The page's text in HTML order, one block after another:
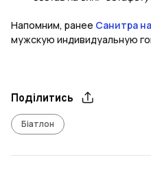
Напомним, ранее Санитра
мужскую индивидуальную
Поділитись
Біатлон